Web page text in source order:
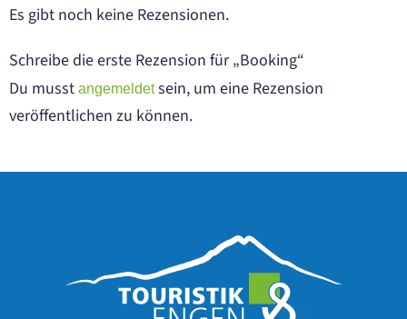
Es gibt noch keine Rezensionen.
Schreibe die erste Rezension für „Booking“
Du musst angemeldetsein, um eine Rezension
veröffentlichen zu können.